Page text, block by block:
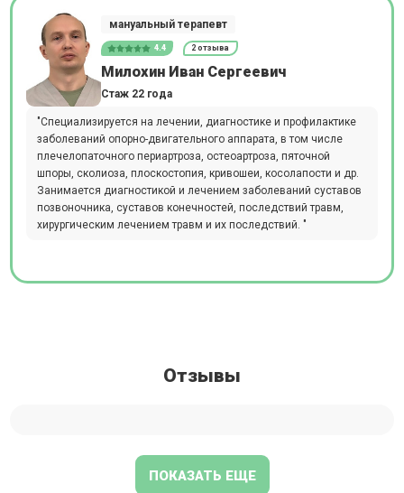
мануальный терапевт
4.4 2 отзыва
Милохин Иван Сергеевич
Стаж 22 года
"Специализируется на лечении, диагностике и профилактике
заболеваний опорно-двигательного аппарата, в том числе
плечелопаточного периартроза, остеоартроза, пяточной
шпоры, сколиоза, плоскостопия, кривошеи, косолапости и др.
Занимается диагностикой и лечением заболеваний суставов
позвоночника, суставов конечностей, последствий травм,
хирургическим лечением травм и их последствий. "
Отзывы
ПОКАЗАТЬ ЕЩЕ